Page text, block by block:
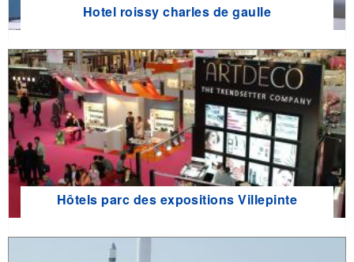
Hotel roissy charles de gaulle
Hôtels parc des expositions Villepinte